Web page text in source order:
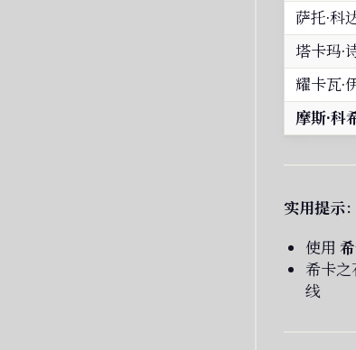
萨托·科
塔卡玛·
耀卡瓦·
摩斯·科
实用提示：
使用
希卡
线